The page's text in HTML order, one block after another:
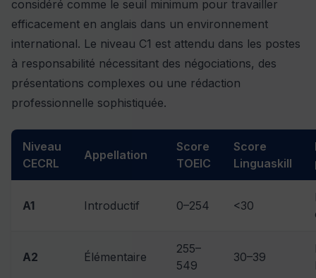
considéré comme le seuil minimum pour travailler
efficacement en anglais dans un environnement
international. Le niveau C1 est attendu dans les postes
à responsabilité nécessitant des négociations, des
présentations complexes ou une rédaction
professionnelle sophistiquée.
Niveau
CECRL
Appellation
Score
TOEIC
Score
Linguaskill
A1 Introductif 0–254 <30
A2 Élémentaire
255–
549
30–39